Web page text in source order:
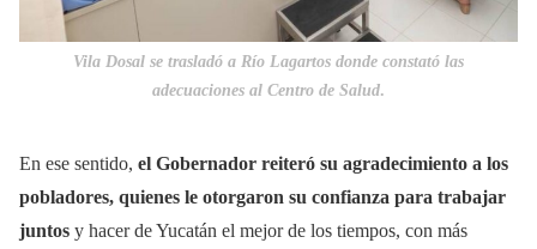
Vila Dosal se trasladó a Río Lagartos donde constató las
adecuaciones al Centro de Salud.
En ese sentido, el Gobernador reiteró su agradecimiento a los
pobladores, quienes le otorgaron su confianza para trabajar
juntos y hacer de Yucatán el mejor de los tiempos, con más